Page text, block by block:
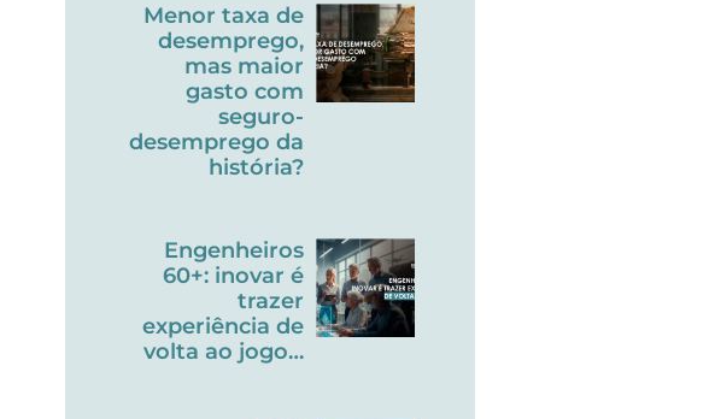
Menor taxa de
desemprego,
mas maior
gasto com
seguro-
desemprego da
história?
Engenheiros
60+: inovar é
trazer
experiência de
volta ao jogo…